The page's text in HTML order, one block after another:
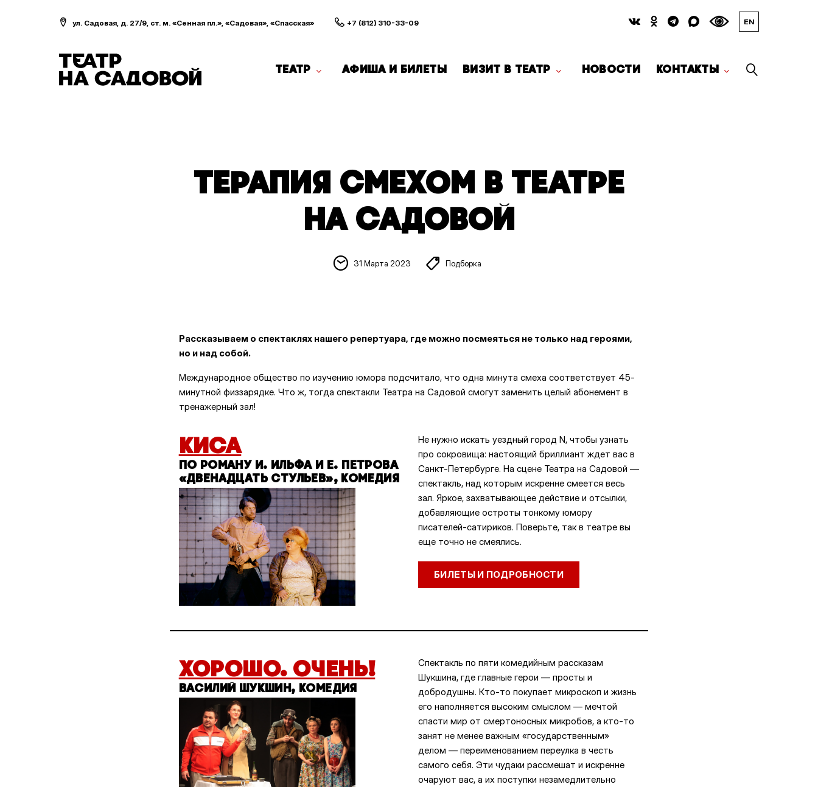
ул. Садовая, д. 27/9, ст. м. «Сенная пл.», «Садовая», «Спасская» +7 (812) 310-33-09 EN
ТЕАТР АФИША И БИЛЕТЫ ВИЗИТ В ТЕАТР НОВОСТИ КОНТАКТЫ
ТЕРАПИЯ СМЕХОМ В ТЕАТРЕ
НА САДОВОЙ
31 Марта 2023 Подборка
Рассказываем о спектаклях нашего репертуара, где можно посмеяться не только над героями,
но и над собой.
Международное общество по изучению юмора подсчитало, что одна минута смеха соответствует 45-
минутной физзарядке. Что ж, тогда спектакли Театра на Садовой смогут заменить целый абонемент в
тренажерный зал!
КИСА
ПО РОМАНУ И. ИЛЬФА И Е. ПЕТРОВА
«ДВЕНАДЦАТЬ СТУЛЬЕВ», КОМЕДИЯ
Не нужно искать уездный город N, чтобы узнать
про сокровища: настоящий бриллиант ждет вас в
Санкт-Петербурге. На сцене Театра на Садовой —
спектакль, над которым искренне смеется весь
зал. Яркое, захватывающее действие и отсылки,
добавляющие остроты тонкому юмору
писателей-сатириков. Поверьте, так в театре вы
еще точно не смеялись.
БИЛЕТЫ И ПОДРОБНОСТИ
ХОРОШО. ОЧЕНЬ!
ВАСИЛИЙ ШУКШИН, КОМЕДИЯ
Спектакль по пяти комедийным рассказам
Шукшина, где главные герои — просты и
добродушны. Кто-то покупает микроскоп и жизнь
его наполняется высоким смыслом — мечтой
спасти мир от смертоносных микробов, а кто-то
занят не менее важным «государственным»
делом — переименованием переулка в честь
самого себя. Эти чудаки рассмешат и искренне
очаруют вас, а их поступки незамедлительно